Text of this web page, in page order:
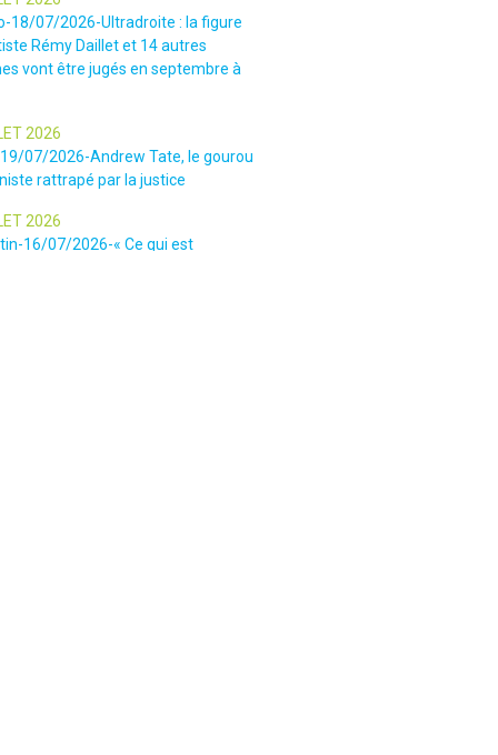
18/07/2026-Ultradroite : la figure
Rémy Daillet et 14 autres
vont être jugés en septembre à
2026
07/2026-Andrew Tate, le gourou
rattrapé par la justice
2026
16/07/2026-« Ce qui est